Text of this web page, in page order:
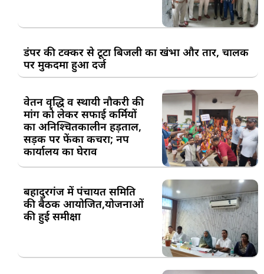
डंपर की टक्कर से टूटा बिजली का खंभा और तार, चालक
पर मुकदमा हुआ दर्ज
वेतन वृद्धि व स्थायी नौकरी की
मांग को लेकर सफाई कर्मियों
का अनिश्चितकालीन हड़ताल,
सड़क पर फेंका कचरा; नप
कार्यालय का घेराव
बहादुरगंज में पंचायत समिति
की बैठक आयोजित,योजनाओं
की हुई समीक्षा